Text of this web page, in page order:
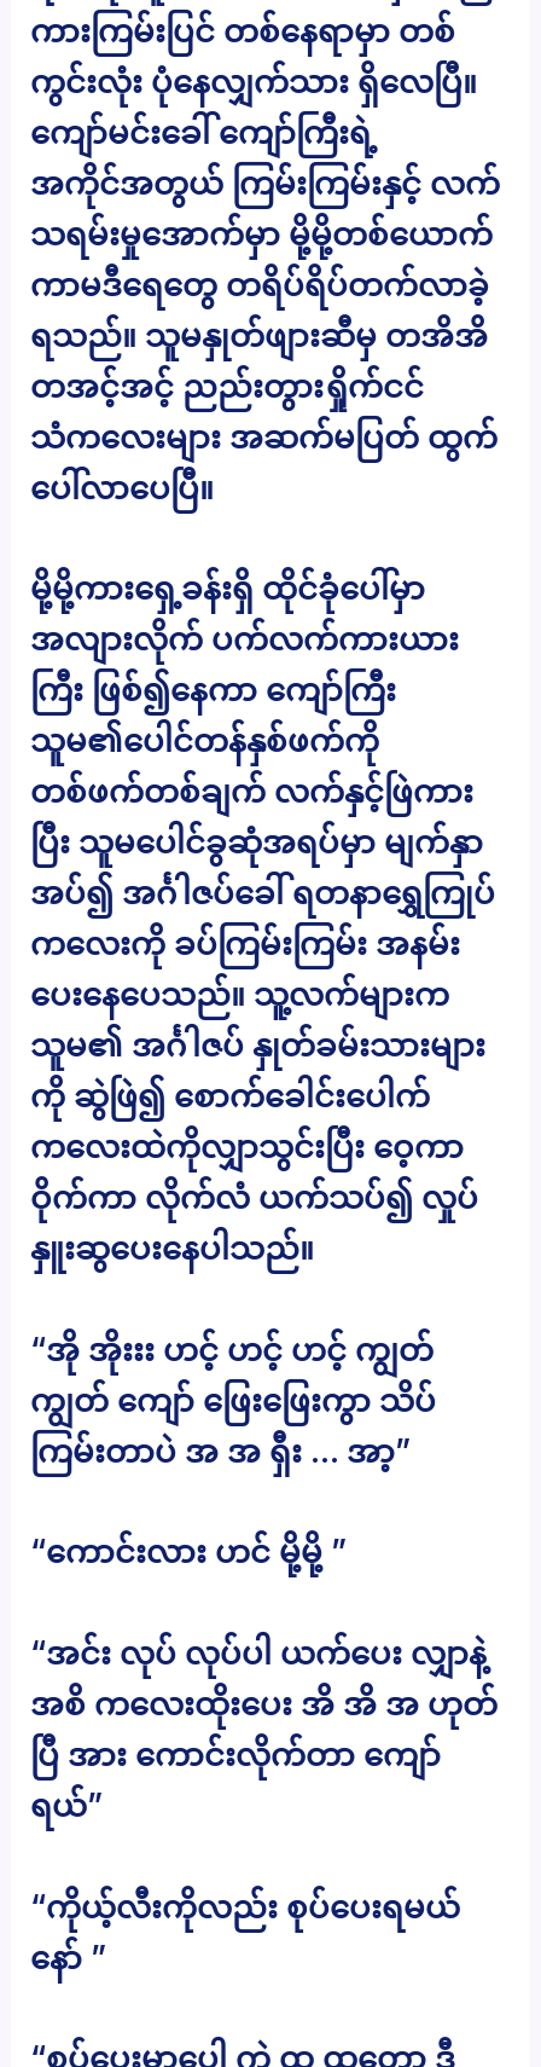
ကားကြမ်းပြင် တစ်နေရာမှာ တစ်
ကွင်းလုံး ပုံနေလျှက်သား ရှိလေပြီ။
ကျော်မင်းခေါ် ကျော်ကြီးရဲ့
အကိုင်အတွယ် ကြမ်းကြမ်းနှင့် လက်
သရမ်းမှုအောက်မှာ မို့မို့တစ်ယောက်
ကာမဒီရေတွေ တရိပ်ရိပ်တက်လာခဲ့
ရသည်။ သူမနှုတ်ဖျားဆီမှ တအိအိ
တအင့်အင့် ညည်းတွားရှိုက်ငင်
သံကလေးများ အဆက်မပြတ် ထွက်
ပေါ်လာပေပြီ။
မို့မို့ကားရှေ့ခန်းရှိ ထိုင်ခုံပေါ်မှာ
အလျားလိုက် ပက်လက်ကားယား
ကြီး ဖြစ်၍နေကာ ကျော်ကြီး
သူမ၏ပေါင်တန်နှစ်ဖက်ကို
တစ်ဖက်တစ်ချက် လက်နှင့်ဖြဲကား
ပြီး သူမပေါင်ခွဆုံအရပ်မှာ မျက်နှာ
အပ်၍ အင်္ဂါဇပ်ခေါ် ရတနာရွှေကြုပ်
ကလေးကို ခပ်ကြမ်းကြမ်း အနမ်း
ပေးနေပေသည်။ သူ့လက်များက
သူမ၏ အင်္ဂါဇပ် နှုတ်ခမ်းသားများ
ကို ဆွဲဖြဲ၍ စောက်ခေါင်းပေါက်
ကလေးထဲကိုလျှာသွင်းပြီး ဝေ့ကာ
ဝိုက်ကာ လိုက်လံ ယက်သပ်၍ လှုပ်
နှူးဆွပေးနေပါသည်။
“အို အိုးးး ဟင့် ဟင့် ဟင့် ကျွတ်
ကျွတ် ကျော် ဖြေးဖြေးကွာ သိပ်
ကြမ်းတာပဲ အ အ ရှီး … အာ့”
“ကောင်းလား ဟင် မို့မို့ ”
“အင်း လုပ် လုပ်ပါ ယက်ပေး လျှာနဲ့
အစိ ကလေးထိုးပေး အိ အိ အ ဟုတ်
ပြီ အား ကောင်းလိုက်တာ ကျော်
ရယ်”
“ကိုယ့်လီးကိုလည်း စုပ်ပေးရမယ်
နော် ”
“စုပ်ပေးမှာပေါ့ ကဲ ထ ထတော့ ဒီ